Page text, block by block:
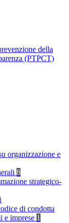
della
(PTPCT)
organizzazione e
8
strategico-
di condotta
e imprese 1